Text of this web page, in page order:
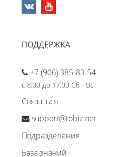
ПОДДЕРЖКА
+7 (906) 385-83-54
с 8:00 до 17:00 Сб - Вс
Связаться
support@tobiz.net
Подразделения
База знаний